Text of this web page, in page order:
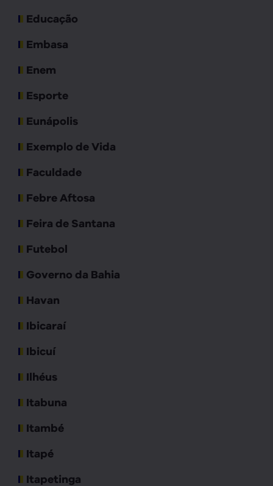
Educação
Embasa
Enem
Esporte
Eunápolis
Exemplo de Vida
Faculdade
Febre Aftosa
Feira de Santana
Futebol
Governo da Bahia
Havan
Ibicaraí
Ibicuí
Ilhéus
Itabuna
Itambé
Itapé
Itapetinga